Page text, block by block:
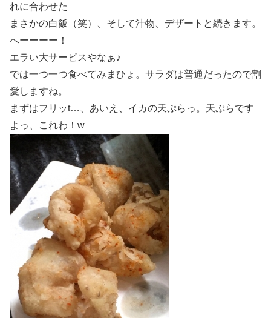
れに合わせた
まさかの白飯（笑）、そして汁物、デザートと続きます。
へーーーー！
エラい大サービスやなぁ♪
では一つ一つ食べてみまひょ。サラダは普通だったので割
愛しますね。
まずはフリッt…、あいえ、イカの天ぷらっ。天ぷらです
よっ、これわ！w